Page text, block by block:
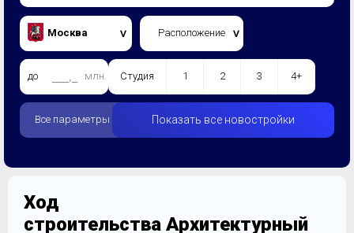
Москва Расположение
до млн. Студия 1 2 3 4+
Все параметры Показать все новостройки
Ход
строительства Архитектурный